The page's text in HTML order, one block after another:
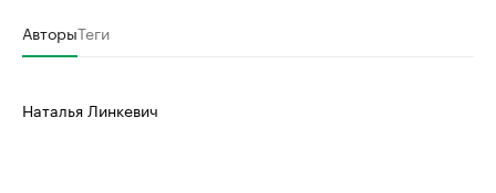
АвторыТеги
Наталья Линкевич